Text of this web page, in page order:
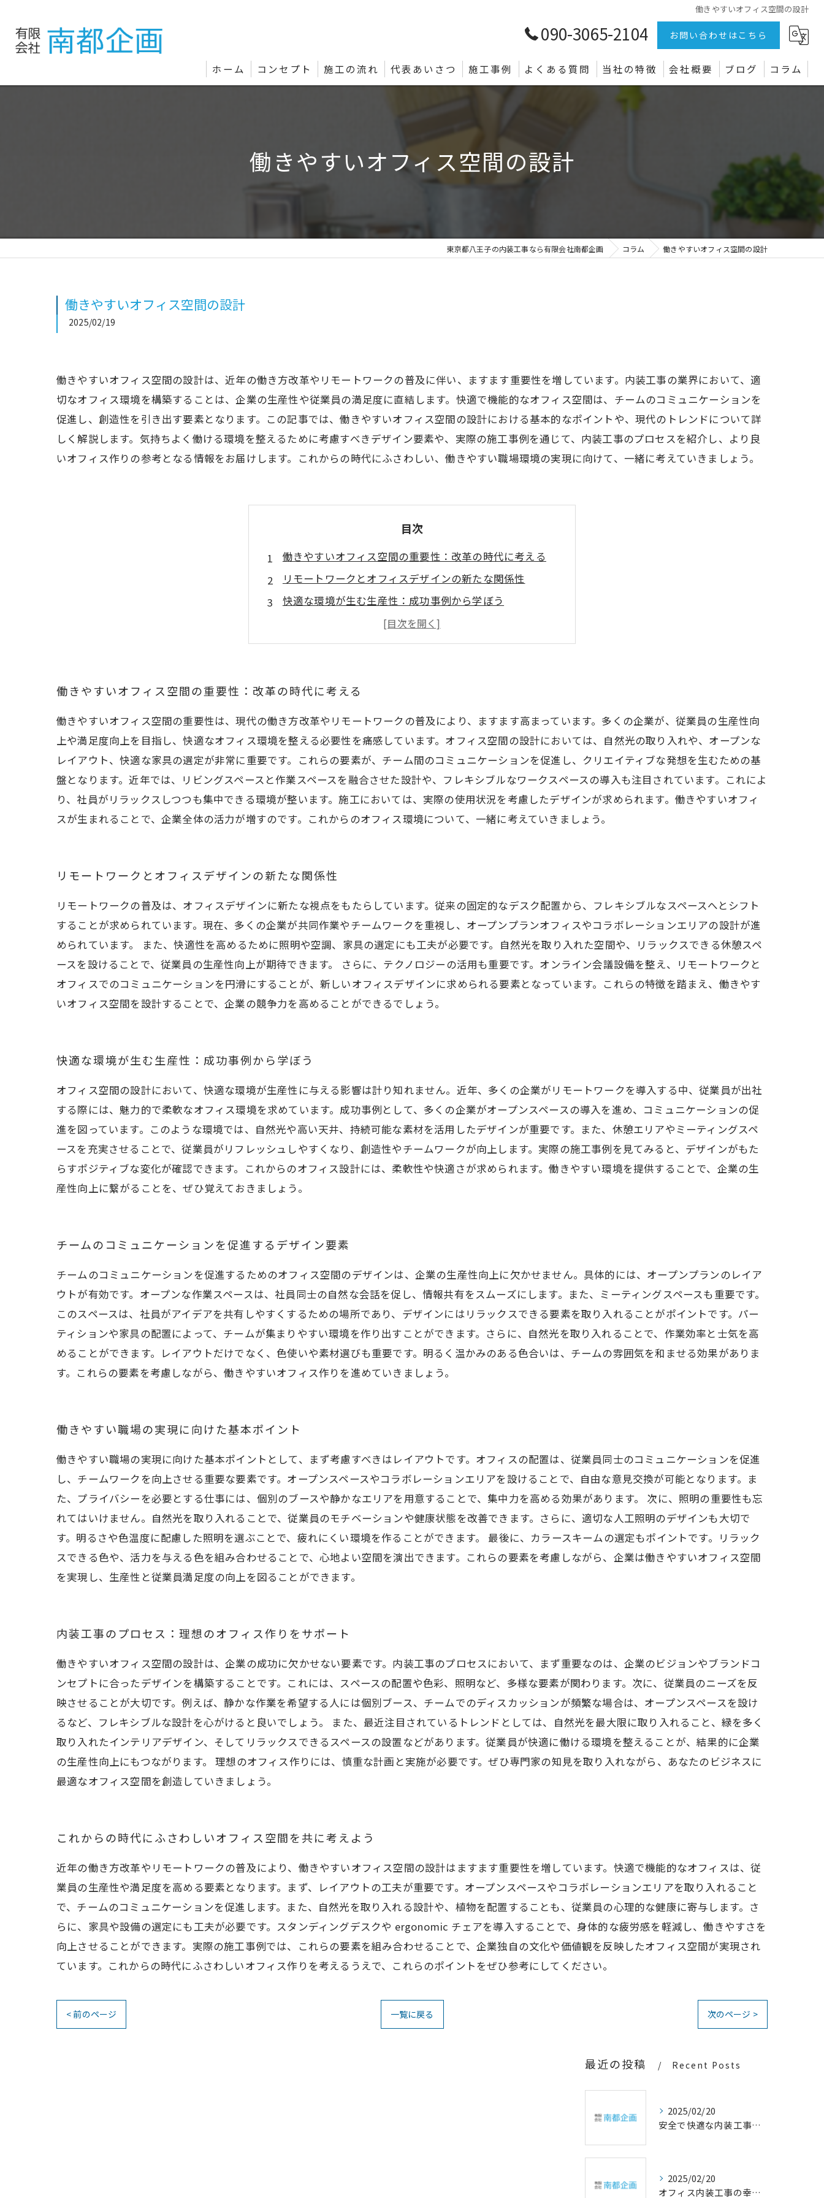
働きやすいオフィス空間の設計
090-3065-2104 お問い合わせはこちら
ホーム コンセプト 施工の流れ 代表あいさつ 施工事例 よくある質問 当社の特徴
リフォーム
会社概要 ブログ コラム
働きやすいオフィス空間の設計
東京都八王子の内装工事なら有限会社南都企画 コラム 働きやすいオフィス空間の設計
働きやすいオフィス空間の設計
2025/02/19
働きやすいオフィス空間の設計は、近年の働き方改革やリモートワークの普及に伴い、ますます重要性を増しています。内装工事の業界において、適
切なオフィス環境を構築することは、企業の生産性や従業員の満足度に直結します。快適で機能的なオフィス空間は、チームのコミュニケーションを
促進し、創造性を引き出す要素となります。この記事では、働きやすいオフィス空間の設計における基本的なポイントや、現代のトレンドについて詳
しく解説します。気持ちよく働ける環境を整えるために考慮すべきデザイン要素や、実際の施工事例を通じて、内装工事のプロセスを紹介し、より良
いオフィス作りの参考となる情報をお届けします。これからの時代にふさわしい、働きやすい職場環境の実現に向けて、一緒に考えていきましょう。
目次
働きやすいオフィス空間の重要性：改革の時代に考える
リモートワークとオフィスデザインの新たな関係性
快適な環境が生む生産性：成功事例から学ぼう
チームのコミュニケーションを促進するデザイン要素
働きやすい職場の実現に向けた基本ポイント
これからの時代にふさわしいオフィス空間を共に考えよう
働きやすいオフィス空間の重要性：改革の時代に考える
働きやすいオフィス空間の重要性は、現代の働き方改革やリモートワークの普及により、ますます高まっています。多くの企業が、従業員の生産性向
上や満足度向上を目指し、快適なオフィス環境を整える必要性を痛感しています。オフィス空間の設計においては、自然光の取り入れや、オープンな
レイアウト、快適な家具の選定が非常に重要です。これらの要素が、チーム間のコミュニケーションを促進し、クリエイティブな発想を生むための基
盤となります。近年では、リビングスペースと作業スペースを融合させた設計や、フレキシブルなワークスペースの導入も注目されています。これによ
り、社員がリラックスしつつも集中できる環境が整います。施工においては、実際の使用状況を考慮したデザインが求められます。働きやすいオフィ
スが生まれることで、企業全体の活力が増すのです。これからのオフィス環境について、一緒に考えていきましょう。
リモートワークとオフィスデザインの新たな関係性
リモートワークの普及は、オフィスデザインに新たな視点をもたらしています。従来の固定的なデスク配置から、フレキシブルなスペースへとシフト
することが求められています。現在、多くの企業が共同作業やチームワークを重視し、オープンプランオフィスやコラボレーションエリアの設計が進
められています。 また、快適性を高めるために照明や空調、家具の選定にも工夫が必要です。自然光を取り入れた空間や、リラックスできる休憩スペ
ースを設けることで、従業員の生産性向上が期待できます。 さらに、テクノロジーの活用も重要です。オンライン会議設備を整え、リモートワークと
オフィスでのコミュニケーションを円滑にすることが、新しいオフィスデザインに求められる要素となっています。これらの特徴を踏まえ、働きやす
いオフィス空間を設計することで、企業の競争力を高めることができるでしょう。
快適な環境が生む生産性：成功事例から学ぼう
オフィス空間の設計において、快適な環境が生産性に与える影響は計り知れません。近年、多くの企業がリモートワークを導入する中、従業員が出社
する際には、魅力的で柔軟なオフィス環境を求めています。成功事例として、多くの企業がオープンスペースの導入を進め、コミュニケーションの促
進を図っています。このような環境では、自然光や高い天井、持続可能な素材を活用したデザインが重要です。また、休憩エリアやミーティングスペ
ースを充実させることで、従業員がリフレッシュしやすくなり、創造性やチームワークが向上します。実際の施工事例を見てみると、デザインがもた
らすポジティブな変化が確認できます。これからのオフィス設計には、柔軟性や快適さが求められます。働きやすい環境を提供することで、企業の生
産性向上に繋がることを、ぜひ覚えておきましょう。
チームのコミュニケーションを促進するデザイン要素
チームのコミュニケーションを促進するためのオフィス空間のデザインは、企業の生産性向上に欠かせません。具体的には、オープンプランのレイア
ウトが有効です。オープンな作業スペースは、社員同士の自然な会話を促し、情報共有をスムーズにします。また、ミーティングスペースも重要です。
このスペースは、社員がアイデアを共有しやすくするための場所であり、デザインにはリラックスできる要素を取り入れることがポイントです。パー
ティションや家具の配置によって、チームが集まりやすい環境を作り出すことができます。さらに、自然光を取り入れることで、作業効率と士気を高
めることができます。レイアウトだけでなく、色使いや素材選びも重要です。明るく温かみのある色合いは、チームの雰囲気を和ませる効果がありま
す。これらの要素を考慮しながら、働きやすいオフィス作りを進めていきましょう。
働きやすい職場の実現に向けた基本ポイント
働きやすい職場の実現に向けた基本ポイントとして、まず考慮すべきはレイアウトです。オフィスの配置は、従業員同士のコミュニケーションを促進
し、チームワークを向上させる重要な要素です。オープンスペースやコラボレーションエリアを設けることで、自由な意見交換が可能となります。ま
た、プライバシーを必要とする仕事には、個別のブースや静かなエリアを用意することで、集中力を高める効果があります。 次に、照明の重要性も忘
れてはいけません。自然光を取り入れることで、従業員のモチベーションや健康状態を改善できます。さらに、適切な人工照明のデザインも大切で
す。明るさや色温度に配慮した照明を選ぶことで、疲れにくい環境を作ることができます。 最後に、カラースキームの選定もポイントです。リラック
スできる色や、活力を与える色を組み合わせることで、心地よい空間を演出できます。これらの要素を考慮しながら、企業は働きやすいオフィス空間
を実現し、生産性と従業員満足度の向上を図ることができます。
内装工事のプロセス：理想のオフィス作りをサポート
働きやすいオフィス空間の設計は、企業の成功に欠かせない要素です。内装工事のプロセスにおいて、まず重要なのは、企業のビジョンやブランドコ
ンセプトに合ったデザインを構築することです。これには、スペースの配置や色彩、照明など、多様な要素が関わります。次に、従業員のニーズを反
映させることが大切です。例えば、静かな作業を希望する人には個別ブース、チームでのディスカッションが頻繁な場合は、オープンスペースを設け
るなど、フレキシブルな設計を心がけると良いでしょう。 また、最近注目されているトレンドとしては、自然光を最大限に取り入れること、緑を多く
取り入れたインテリアデザイン、そしてリラックスできるスペースの設置などがあります。従業員が快適に働ける環境を整えることが、結果的に企業
の生産性向上にもつながります。 理想のオフィス作りには、慎重な計画と実施が必要です。ぜひ専門家の知見を取り入れながら、あなたのビジネスに
最適なオフィス空間を創造していきましょう。
これからの時代にふさわしいオフィス空間を共に考えよう
近年の働き方改革やリモートワークの普及により、働きやすいオフィス空間の設計はますます重要性を増しています。快適で機能的なオフィスは、従
業員の生産性や満足度を高める要素となります。まず、レイアウトの工夫が重要です。オープンスペースやコラボレーションエリアを取り入れること
で、チームのコミュニケーションを促進します。また、自然光を取り入れる設計や、植物を配置することも、従業員の心理的な健康に寄与します。さ
らに、家具や設備の選定にも工夫が必要です。スタンディングデスクや ergonomic チェアを導入することで、身体的な疲労感を軽減し、働きやすさを
向上させることができます。実際の施工事例では、これらの要素を組み合わせることで、企業独自の文化や価値観を反映したオフィス空間が実現され
ています。これからの時代にふさわしいオフィス作りを考えるうえで、これらのポイントをぜひ参考にしてください。
< 前のページ 一覧に戻る 次のページ >
最近の投稿 Recent Posts
2025/02/20
安全で快適な内装工事の重要性
2025/02/20
オフィス内装工事の幸福設計